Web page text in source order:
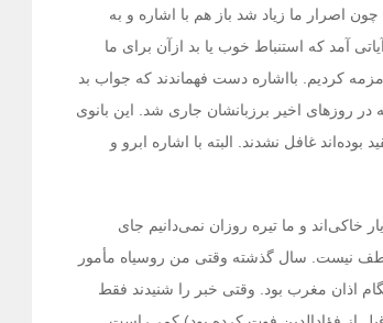
اصرار ما زیاد شد باز هم با اشاره و به
آمد که استنباط خوب یا بد ازآن برای ما
کردیم. بااشاره دست فهماندند که جواب بد
در روزهای اخیر برزبانشان جاری شد. این بانوی
غافل نشدند. البته با اشاره ابرو و
نیست. سال گذشته وقتی من روسیاه مأمور
اذان مغرب بود. وقتی خبر را شنیدند فقط